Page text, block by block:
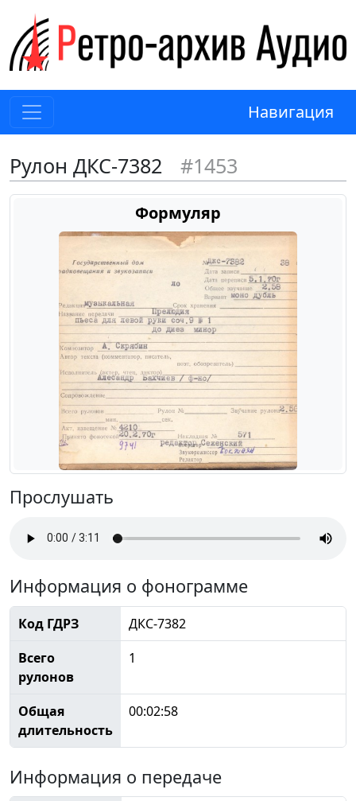
Навигация
Рулон ДКС-7382 #1453
Формуляр
Прослушать
Информация о фонограмме
Код ГДРЗ
ДКС-7382
Всего
рулонов
1
Общая
длительность
00:02:58
Информация о передаче